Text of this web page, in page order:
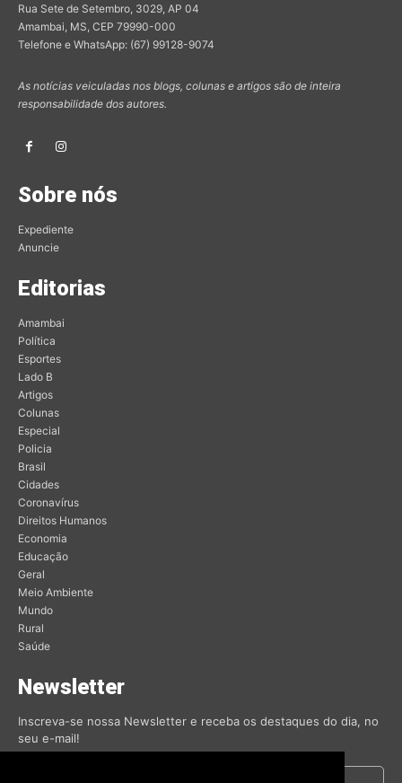
Rua Sete de Setembro, 3029, AP 04
Amambai, MS, CEP 79990-000
Telefone e WhatsApp: (67) 99128-9074
As notícias veiculadas nos blogs, colunas e artigos são de inteira
responsabilidade dos autores.
Sobre nós
Expediente
Anuncie
Editorias
Amambai
Política
Esportes
Lado B
Artigos
Colunas
Especial
Policia
Brasil
Cidades
Coronavírus
Direitos Humanos
Economia
Educação
Geral
Meio Ambiente
Mundo
Rural
Saúde
Newsletter
Inscreva-se nossa Newsletter e receba os destaques do dia, no
seu e-mail!